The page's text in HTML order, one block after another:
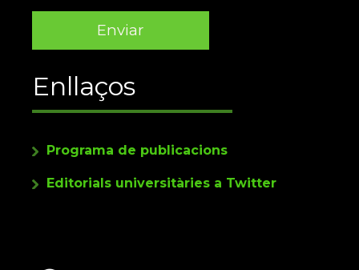
Enllaços
Programa de publicacions
Editorials universitàries a Twitter